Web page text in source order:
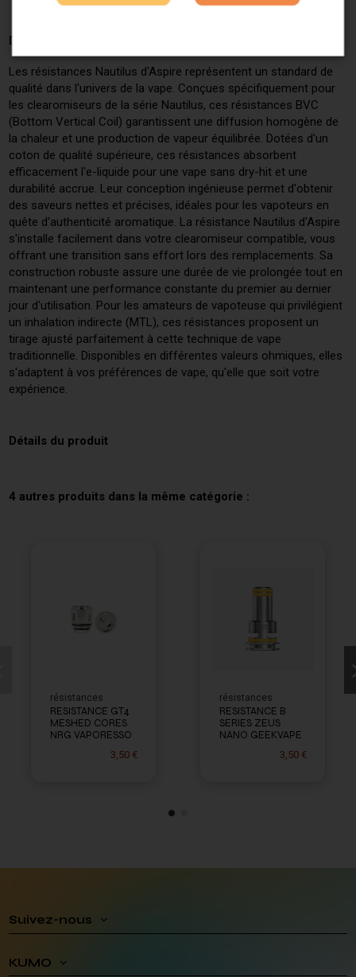
Description
Les résistances Nautilus d'Aspire représentent un standard de
qualité dans l'univers de la vape. Conçues spécifiquement pour
les clearomiseurs de la série Nautilus, ces résistances BVC
(Bottom Vertical Coil) garantissent une diffusion homogène de
la chaleur et une production de vapeur équilibrée. Dotées d'un
coton de qualité supérieure, ces résistances absorbent
efficacement l'e-liquide pour une vape sans dry-hit et une
durabilité accrue. Leur conception ingénieuse permet d'obtenir
des saveurs nettes et précises, idéales pour les vapoteurs en
quête d'authenticité aromatique. La résistance Nautilus d'Aspire
s'installe facilement dans votre clearomiseur compatible, vous
offrant une transition sans effort lors des remplacements. Sa
construction robuste assure une durée de vie prolongée tout en
maintenant une performance constante du premier au dernier
jour d'utilisation. Pour les amateurs de vapoteuse qui privilégient
un inhalation indirecte (MTL), ces résistances proposent un
tirage ajusté parfaitement à cette technique de vape
traditionnelle. Disponibles en différentes valeurs ohmiques, elles
s'adaptent à vos préférences de vape, qu'elle que soit votre
expérience.
Détails du produit
4 autres produits dans la même catégorie :
résistances
RESISTANCE GT4
MESHED CORES
NRG VAPORESSO
3,50 €
résistances
RESISTANCE B
SERIES ZEUS
NANO GEEKVAPE
3,50 €
Suivez-nous
KUMO